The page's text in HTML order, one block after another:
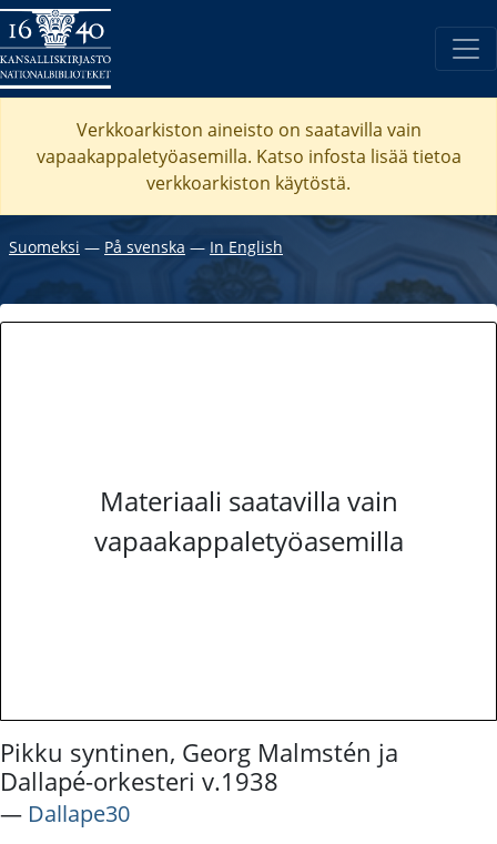
Verkkoarkiston aineisto on saatavilla vain
vapaakappaletyöasemilla. Katso infosta lisää tietoa
verkkoarkiston käytöstä.
Suomeksi ― På svenska ― In English
Materiaali saatavilla vain
vapaakappaletyöasemilla
Pikku syntinen, Georg Malmstén ja
Dallapé-orkesteri v.1938
― Dallape30